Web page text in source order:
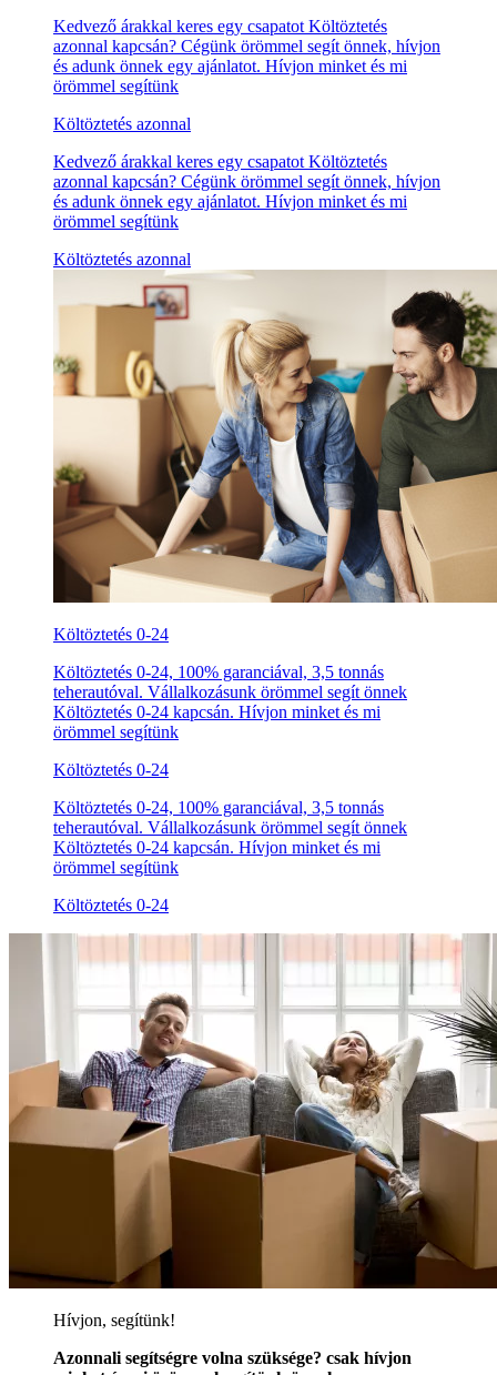
Kedvező árakkal keres egy csapatot Költöztetés
azonnal kapcsán? Cégünk örömmel segít önnek, hívjon
és adunk önnek egy ajánlatot. Hívjon minket és mi
örömmel segítünk
Költöztetés azonnal
Kedvező árakkal keres egy csapatot Költöztetés
azonnal kapcsán? Cégünk örömmel segít önnek, hívjon
és adunk önnek egy ajánlatot. Hívjon minket és mi
örömmel segítünk
Költöztetés azonnal
Költöztetés 0-24
Költöztetés 0-24, 100% garanciával, 3,5 tonnás
teherautóval. Vállalkozásunk örömmel segít önnek
Költöztetés 0-24 kapcsán. Hívjon minket és mi
örömmel segítünk
Költöztetés 0-24
Költöztetés 0-24, 100% garanciával, 3,5 tonnás
teherautóval. Vállalkozásunk örömmel segít önnek
Költöztetés 0-24 kapcsán. Hívjon minket és mi
örömmel segítünk
Költöztetés 0-24
Hívjon, segítünk!
Azonnali segítségre volna szüksége? csak hívjon